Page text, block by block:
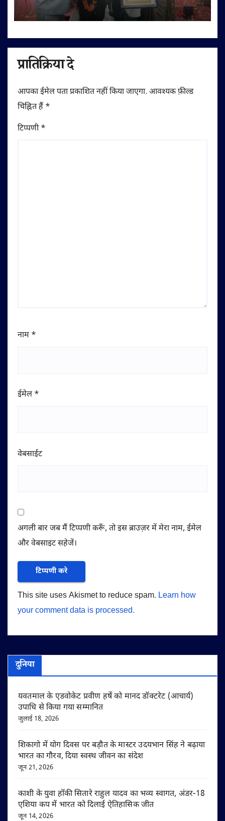
डॉ. बी.आर. अंबेडकर सम्मान से नवाजा
प्रातिक्रिया दे
आपका ईमेल पता प्रकाशित नहीं किया जाएगा. आवश्यक फ़ील्ड
चिह्नित हैं *
टिप्पणी*
नाम *
ईमेल *
वेबसाईट
अगली बार जब मैं टिप्पणी करूँ, तो इस ब्राउज़र में मेरा नाम, ईमेल
और वेबसाइट सहेजें।
This site uses Akismet to reduce spam. Learn how
your comment data is processed.
दुनिया
यवतमाल के एडवोकेट प्रवीण हर्षे को मानद डॉक्टरेट (आचार्य)
उपाधि से किया गया सम्मानित
जुलाई 18, 2026
शिकागो में योग दिवस पर बड़ौत के मास्टर उदयभान सिंह ने बढ़ाया
भारत का गौरव, दिया स्वस्थ जीवन का संदेश
जून 21, 2026
काशी के युवा हॉकी सितारे राहुल यादव का भव्य स्वागत, अंडर-18
एशिया कप में भारत को दिलाई ऐतिहासिक जीत
जून 14, 2026